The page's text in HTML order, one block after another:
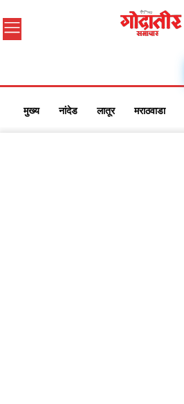
मुख्य नांदेड लातूर मराठवाडा